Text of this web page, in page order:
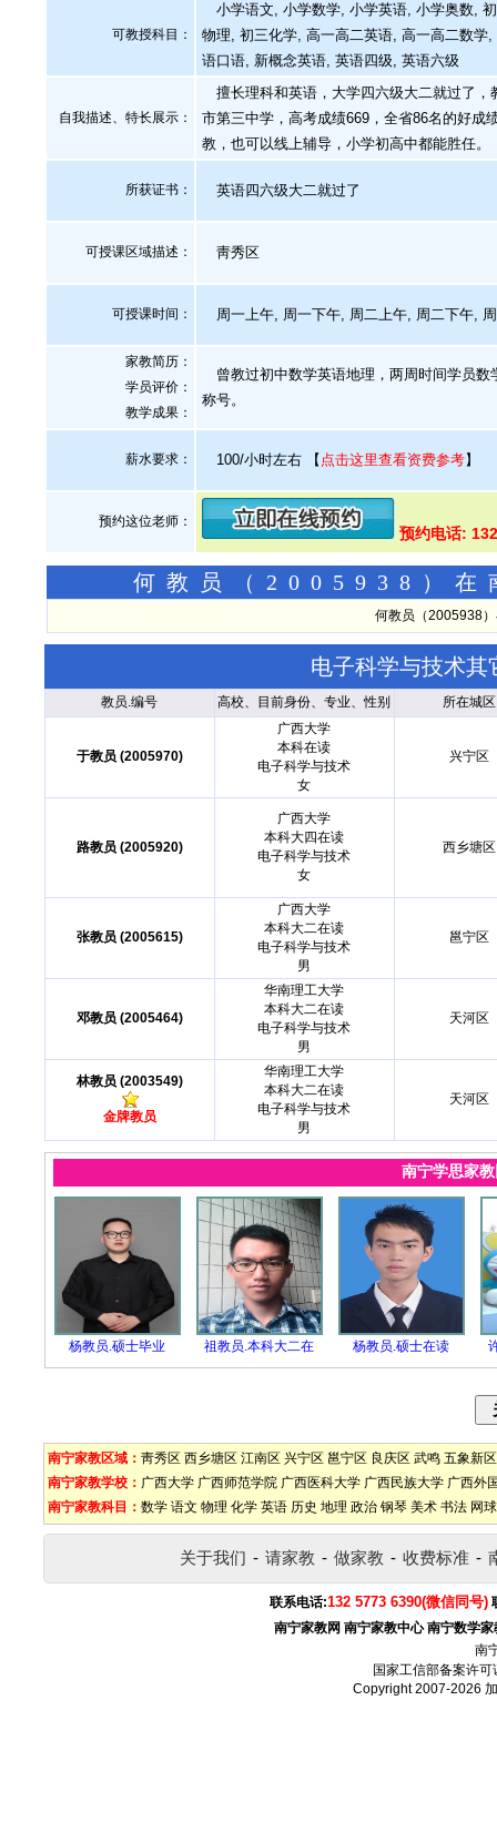
可教授科目：
小学语文, 小学数学, 小学英语, 小学奥数,
物理, 初三化学, 高一高二英语, 高一高二数
语口语, 新概念英语, 英语四级, 英语六级
自我描述、特长展示 ：
擅长理科和英语，大学四六级大二就过了，
市第三中学，高考成绩669，全省86名的好成
教，也可以线上辅导，小学初高中都能胜任。
所获证书 ： 英语四六级大二就过了
可授课区域描述： 靑秀区
可授课时间： 周一上午, 周一下午, 周二上午, 周二下午,
家教简历：
学员评价：
教学成果：
曾教过初中数学英语地理，两周时间学员数
称号。
薪水要求： 100/小时左右 【 点击这里查看资费参考】
预约这位老师：
预约电话:
何教员（2005938）在
何教员（2005938
电子科学与技术其
教员.编号 高校、目前身份、专业、性别 所在城区
于教员 (2005970)
广西大学
本科在读
电子科学与技术
女
兴宁区
路教员 (2005920)
广西大学
本科大四在读
电子科学与技术
女
西乡塘区
张教员 (2005615)
广西大学
本科大二在读
电子科学与技术
男
邕宁区
邓教员 (2005464)
华南理工大学
本科大二在读
电子科学与技术
男
天河区
林教员 (2003549)
金牌教员
华南理工大学
本科大二在读
电子科学与技术
男
天河区
南宁学思家
杨教员.硕士毕业 祖教员.本科大二在 杨教员.硕士在读
南宁家教区域： 靑秀区 西乡塘区 江南区 兴宁区 邕宁区 良庆区 武鸣 五象新区
南宁家教学校： 广西大学 广西师范学院 广西医科大学 广西民族大学 广西外
南宁家教科目： 数学 语文 物理 化学 英语 历史 地理 政治 钢琴 美术 书法 网球
关于我们 - 请家教 - 做家教 - 收费标准 -
联系电话:132 5773 6390(微信同号)
南宁家教网 南宁家教中心 南宁数学家
南
国家工信部备案许可
Copyright 2007-2026